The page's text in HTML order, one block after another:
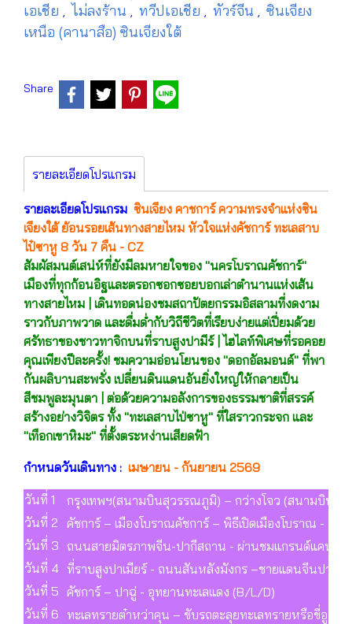
เอเชีย , ไม่ลงร้าน , ทวีปเอเชีย , ทัวร์จีน , ซินเจียง
เหนือ (คานาสือ) ซินเจียงใต้
Share
รายละเอียดโปรแกรม
รายละเอียดโปรแกรม ซินเจียง คาชการ์ ความทรงจำแห่งซิน
เจียงใต้ ย้อนรอยเส้นทางสายไหม หัวใจแห่งคัชการ์ ทะเลสาบ
ไป๋ซาหู 8 วัน 7 คืน - CZ
สัมผัสมนต์เสน่ห์ที่ยังมีลมหายใจของ "นครโบราณคัชการ์"
เมืองที่ทุกก้อนอิฐและตรอกซอกซอยบอกเล่าตำนานแห่งเส้น
ทางสายไหม | เดินทอดน่องชมสถาปัตยกรรมอิสลามที่งดงาม
ราวกับภาพวาด และดื่มด่ำกับวิถีชีวิตที่เรียบง่ายแต่เปี่ยมด้วย
ศรัทธาของชาวทาจิกบนที่ราบสูงปามีร์ | ไฮไลท์พิเศษที่รอคอย
คุณเพียงปีละครั้ง! ชมความอ่อนโยนของ "ดอกอัลมอนด์" ที่พา
กันผลิบานสะพรั่ง เปลี่ยนดินแดนอันยิ่งใหญ่ให้กลายเป็น
สีชมพูละมุนตา | ต่อด้วยความอลังการของธรรมชาติที่สรรค์
สร้างอย่างวิจิตร ทั้ง "ทะเลสาบไป่ซาหู" ที่ใสราวกระจก และ
"เทือกเขาหิมะ" ที่ตั้งตระหง่านเสียดฟ้า
กำหนดวันเดินทาง : เมษายน - กันยายน 2569
วันที่ 1
กรุงเทพฯ(สนามบินสุวรรณภูมิ) – กว่างโจว (สนามบินไป๋
วันที่ 2
คัชการ์ – เมืองโบราณคัชการ์ – พิธีเปิดเมืองโบราณ - อุท
วันที่ 3 ถนนสายมิตรภาพจีน-ปากีสถาน - ผ่านชมแกรนด์แคนย่อน
วันที่ 4 ที่ราบสูงปาเมียร์ - ถนนสันหลังมังกร –ชายแดนจีนปากี
วันที่ 5 คัชการ์ – ปาฉู่ - อุทยานทะเลแดง (B/L/D)
วันที่ 6 ทะเลทรายต๋าหว่าคุน – ขับรถตะลุยทะเลทรายหรือขี่อูฐ -